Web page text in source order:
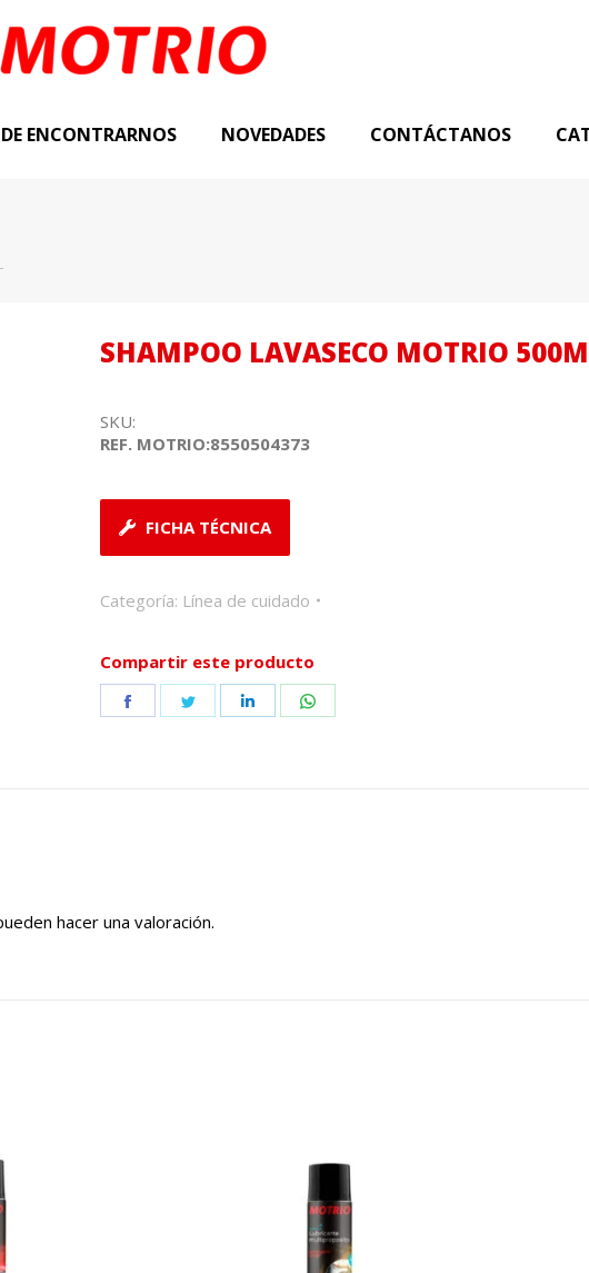
ENCONTRARNOS NOVEDADES CONTÁCTANOS
SHAMPOO LAVASECO MOTRIO
SKU:
REF. MOTRIO:8550504373
FICHA TÉCNICA
Categoría: Línea de cuidado
Compartir este producto
Share
Share
Share
hacer una valoración.